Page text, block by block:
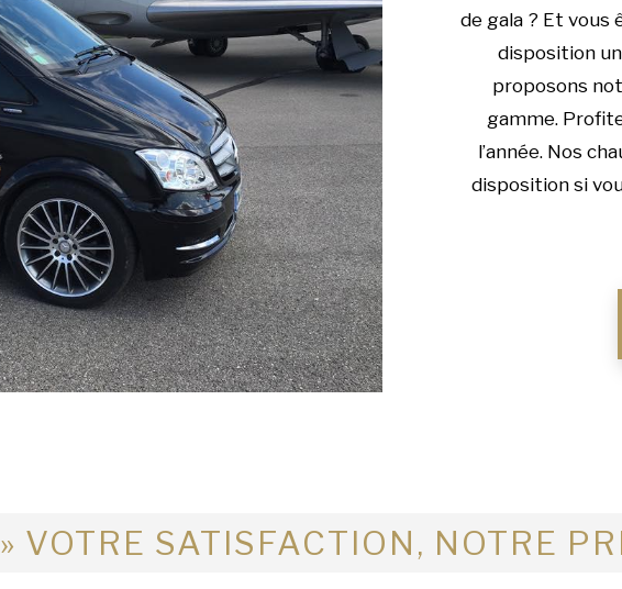
de gala ? Et vous
disposition
proposons
gamme.
l’année. Nos
disposition si
» VOTRE SATISFACTION, NOTRE